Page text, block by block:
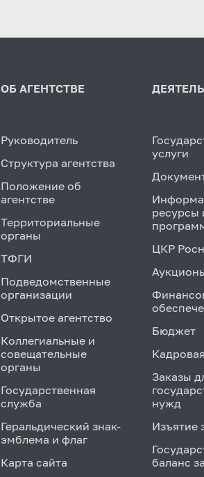
ОБ АГЕНТСТВЕ
Руководитель
Структура агентства
Положение об
агентстве
Территориальные
органы
ТФГИ
Подведомственные
организации
Открытое агентство
Коллегиальные и
совещательные
органы
Государственная
служба
Геральдический знак-
эмблема и флаг
Карта сайта
услуги
ресурсы
ЦКР
Бюджет
Заказы
нужд
Изъятие
баланс